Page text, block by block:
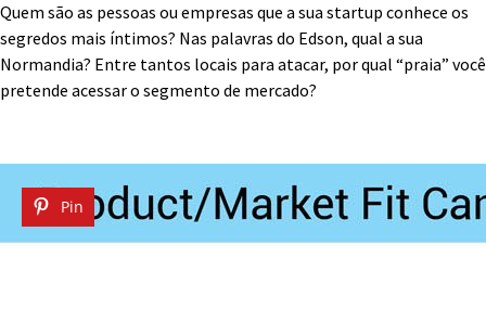
Quem são as pessoas ou empresas que a sua startup conhece os
segredos mais íntimos? Nas palavras do Edson, qual a sua
Normandia? Entre tantos locais para atacar, por qual “praia” você
pretende acessar o segmento de mercado?
Pin